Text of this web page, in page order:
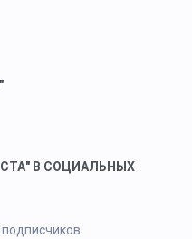
В СОЦИАЛЬНЫХ